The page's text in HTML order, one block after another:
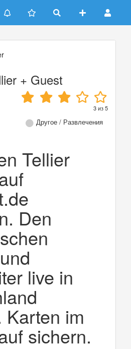
+ Guest
3из5
Другое / Развлечения
Tellier
Den
live in
Karten im
sichern.